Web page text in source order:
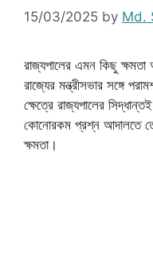
15/03/2025 by Md.
রাজ্যপালের এমন কিছু
রাজ্যের মন্ত্রীসভার সঙ্গে
ক্ষেত্রে রাজ্যপালের
কোনোরকম প্রশ্ন আদালতে
ক্ষমতা।